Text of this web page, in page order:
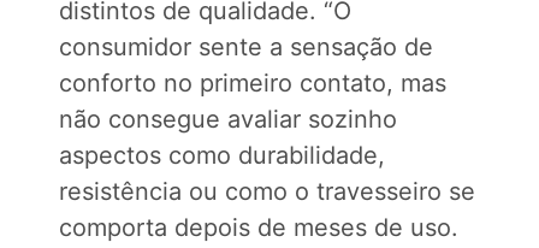
distintos de qualidade. “O
consumidor sente a sensação de
conforto no primeiro contato, mas
não consegue avaliar sozinho
aspectos como durabilidade,
resistência ou como o travesseiro se
comporta depois de meses de uso.